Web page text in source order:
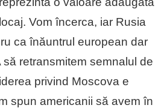
Vom încerca, iar Rusia
ca înăuntrul european dar
retransmitem semnalul de
privind Moscova e
spun americanii să avem în